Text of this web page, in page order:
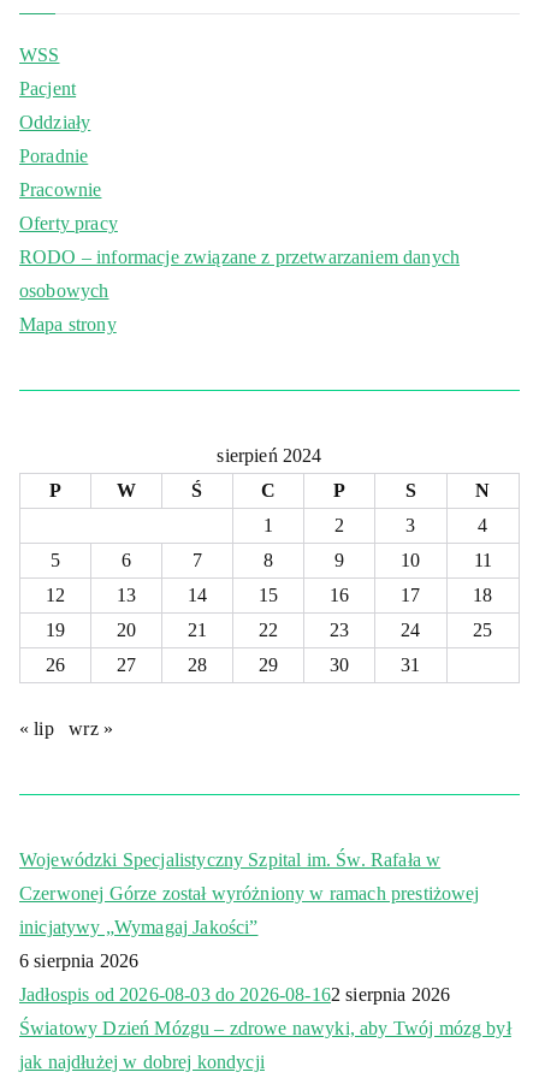
WSS
Pacjent
Oddziały
Poradnie
Pracownie
Oferty pracy
RODO – informacje związane z przetwarzaniem danych
osobowych
Mapa strony
sierpień 2024
P
W Ś C P S
N
1
2 3
4
5
6 7 8 9 10
11
12
13 14 15 16 17
18
19
20 21 22 23 24
25
26
27 28 29 30 31
« lip wrz »
Wojewódzki Specjalistyczny Szpital im. Św. Rafała w
Czerwonej Górze został wyróżniony w ramach prestiżowej
inicjatywy „Wymagaj Jakości”
6 sierpnia 2026
Jadłospis od 2026-08-03 do 2026-08-162 sierpnia 2026
Światowy Dzień Mózgu – zdrowe nawyki, aby Twój mózg był
jak najdłużej w dobrej kondycji